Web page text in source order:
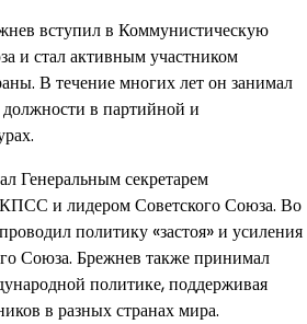
вступил в Коммунистическую
и стал активным участником
В течение многих лет он занимал
в партийной и
Генеральным секретарем
и лидером Советского Союза. Во
политику «застоя» и усиления
Союза. Брежнев также принимал
политике, поддерживая
в разных странах мира.